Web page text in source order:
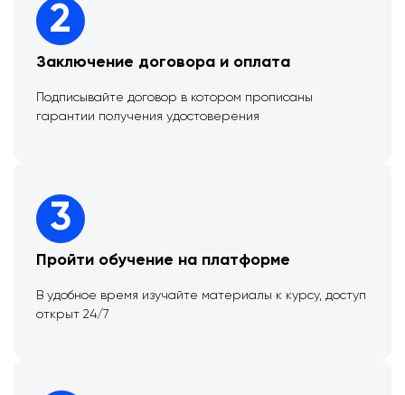
2
Заключение договора и оплата
Подписывайте договор в котором прописаны
гарантии получения удостоверения
3
Пройти обучение на платформе
В удобное время изучайте материалы к курсу, доступ
открыт 24/7